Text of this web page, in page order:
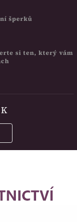
šperků
si ten, který vám